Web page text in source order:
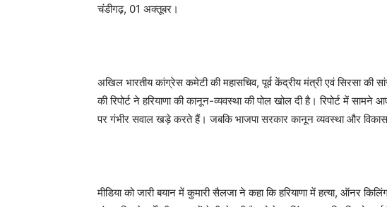
चंडीगढ़, 01 अक्तूबर।
अखिल भारतीय कांग्रेस कमेटी की महासचिव, पूर्व केंद्रीय मंत्री एवं सिरसा की
की रिपोर्ट ने हरियाणा की कानून-व्यवस्था की पोल खोल दी है। रिपोर्ट में
पर गंभीर सवाल खड़े करते हैं। जबकि भाजपा सरकार कानून व्यवस्था और
मीडिया को जारी बयान में कुमारी सैलजा ने कहा कि हरियाणा में हत्या, ऑनर